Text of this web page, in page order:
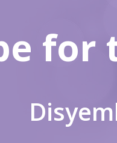
for